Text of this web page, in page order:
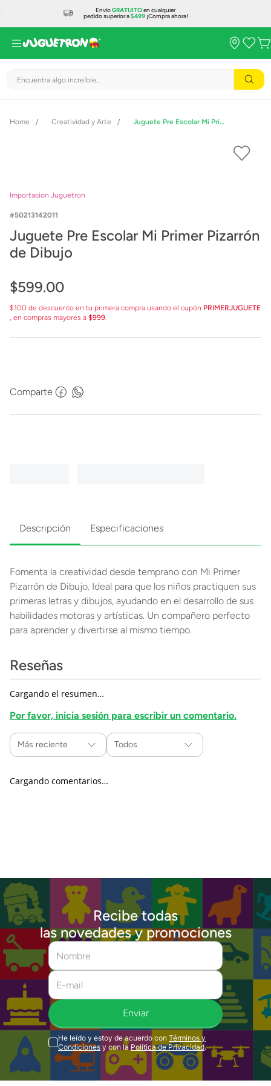
EnvíoGRATUITOen cualquier
pedido superior a$499¡Compra ahora!
Encuentra algo increíble...
Creatividad y Arte Juguete Pre Escolar Mi Primer Pizarrón de Dibujo
Importacion Juguetron
50213142011
Juguete Pre Escolar Mi Primer Pizarrón
de Dibujo
$599.00
$100 de descuento en tu primera compra usando el cupón PRIMERJUGUETE
, en compras mayores a $999.
Comparte
Descripción Especificaciones
Fomenta la creatividad desde temprano con Mi Primer
Pizarrón de Dibujo. Ideal para que los niños practiquen sus
primeras letras y dibujos, ayudando en el desarrollo de sus
habilidades motoras y artísticas. Un compañero perfecto
para aprender y divertirse al mismo tiempo.
Reseñas
Cargando el resumen…
Por favor, inicia sesión para escribir un comentario.
Más reciente Todos
Cargando comentarios…
Recibe todas
las novedades y promociones
Enviar
He leído y estoy de acuerdo con Términos y
Condiciones y con la Política de Privacidad.